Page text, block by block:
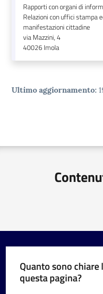
Rapporti con organi di
Relazioni con uffici stampa
manifestazioni cittadine
via Mazzini, 4
40026Imola
Ultimo aggiornamento:
Quanto sono
questa pagina?